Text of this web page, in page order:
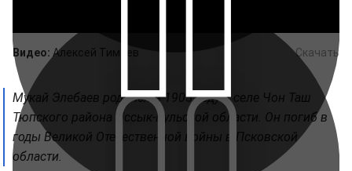
Скачать
Видео: Алексей Тимаев
Мукай Элебаев родился в 1905 году в селе Чон Таш
Тюпского района Иссык-Кульской области. Он погиб в
годы Великой Отечественной войны в Псковской
области.